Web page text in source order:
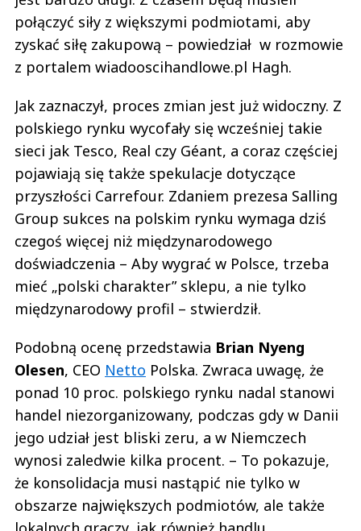
połączyć siły z większymi podmiotami, aby
zyskać siłę zakupową – powiedział w rozmowie
z portalem wiadooscihandlowe.pl Hagh.
Jak zaznaczył, proces zmian jest już widoczny. Z
polskiego rynku wycofały się wcześniej takie
sieci jak Tesco, Real czy Géant, a coraz częściej
pojawiają się także spekulacje dotyczące
przyszłości Carrefour. Zdaniem prezesa Salling
Group sukces na polskim rynku wymaga dziś
czegoś więcej niż międzynarodowego
doświadczenia – Aby wygrać w Polsce, trzeba
mieć „polski charakter” sklepu, a nie tylko
międzynarodowy profil – stwierdził.
Podobną ocenę przedstawia Brian Nyeng
Olesen, CEO Netto Polska. Zwraca uwagę, że
ponad 10 proc. polskiego rynku nadal stanowi
handel niezorganizowany, podczas gdy w Danii
jego udział jest bliski zeru, a w Niemczech
wynosi zaledwie kilka procent. – To pokazuje,
że konsolidacja musi nastąpić nie tylko w
obszarze największych podmiotów, ale także